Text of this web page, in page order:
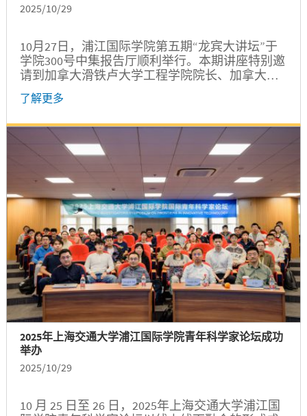
2025/10/29
10月27日，浦江国际学院第五期“龙宾大讲坛”于
学院300号中集报告厅顺利举行。本期讲座特别邀
请到加拿大滑铁卢大学工程学院院长、加拿大工
程院院士（FCAE）、加拿大工程师协会会士
（FEC）Mary A. Wells博士，以“迈向可持续未来：
院党委书记朱浩瑾、党委副书记兼科研副院长申
岩峰、副院长沈泳星出席活动。活动由申岩峰主
持。...
了解更多
2025年上海交通大学浦江国际学院青年科学家论坛成功
举办
2025/10/29
10 月 25 日至 26 日，2025年上海交通大学浦江国